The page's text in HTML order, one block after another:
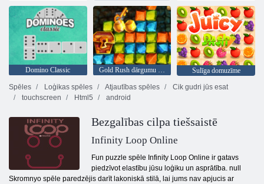
Domino Classic Gold Rush dārgumu medības
Sulīga domuzīme
Spēles
Loģikas spēles Atjautības spēles
Cik gudri jūs esat
touchscreen
Html5 android
Bezgalības cilpa tiešsaistē
Infinity Loop Online
Fun puzzle spēle Infinity Loop Online ir gatavs
piedzīvot elastību jūsu loģiku un asprātība. null
Skromnyo spēle paredzējis darīt lakoniskā stilā, lai jums nav apjucis ar